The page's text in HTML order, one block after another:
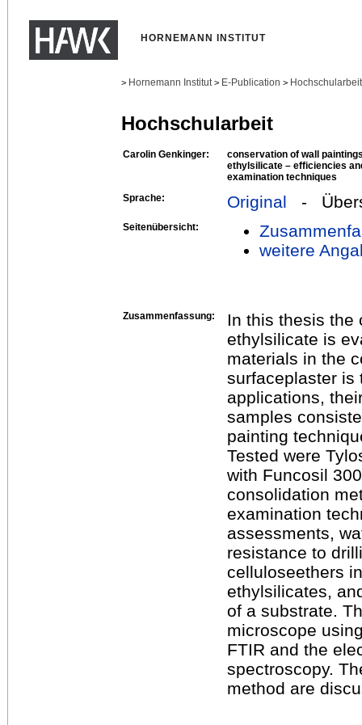
HORNEMANN INSTITUT
> Hornemann Institut > E-Publication >
Hochschularbeit
Carolin Genkinger:
conservation of wall
ethylsilicate – efficiencies
examination techniques
Sprache:
Original -
Seitenübersicht:
weitere
Zusammenfassung:
In this thesis the
ethylsilicate is
materials in the
surfaceplaster is
applications,
samples
painting
Tested were
with Funcosil
consolidation
examination
assessments,
resistance to
celluloseethers
ethylsilicates,
of a substrate.
microscope
FTIR and the
spectroscopy.
method are